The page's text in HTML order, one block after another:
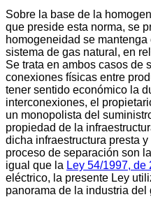
Sobre la base de la
que preside esta norma, se
homogeneidad se
sistema de gas natural, en
Se trata en ambos casos de
conexiones físicas entre
tener sentido económico la
interconexiones, el
un monopolista del
propiedad de la
dicha infraestructura presta
proceso de separación son
igual que la Ley 54/1997, de
eléctrico, la presente Ley
panorama de la industria del